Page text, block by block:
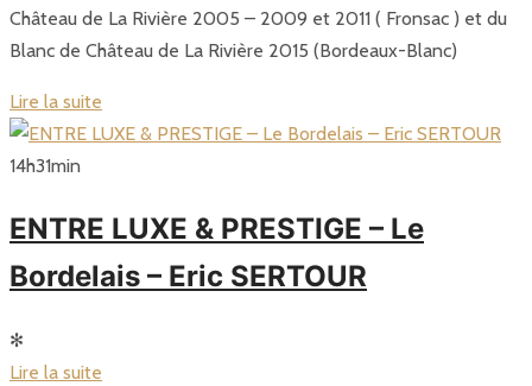
Château de La Rivière 2005 – 2009 et 2011 ( Fronsac ) et du
Blanc de Château de La Rivière 2015 (Bordeaux-Blanc)
Lire la suite
14h31min
ENTRE LUXE & PRESTIGE – Le
Bordelais – Eric SERTOUR
✻
Lire la suite